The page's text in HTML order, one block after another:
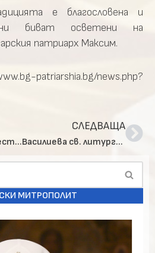
е благословена и
биват осветени на
патриарх Максим.
patriarshia.bg/news.php?
Негово Светейшество патриарх Неофит се срещна с Арабския дипломатически корпус
СЛЕДВАЩА
Василиева св. литургия и молебен за новата 2019 година бяха отслужени в Патриаршеската катедрала
МИТРОПОЛИТ